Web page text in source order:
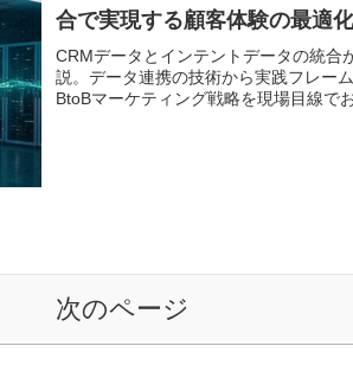
合で実現する顧客体験の最適
CRMデータとインテントデータの統合
説。データ連携の技術から実践フレー
BtoBマーケティング戦略を現場目線で
次のページ